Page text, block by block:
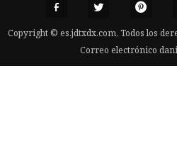
Copyright © es.jdtxdx.com, Todos los
Correo electrónico